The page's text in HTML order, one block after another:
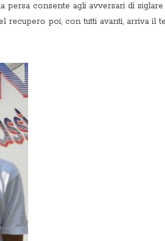
persa consente agli avversari di
recupero poi, con tutti avanti, arriva il